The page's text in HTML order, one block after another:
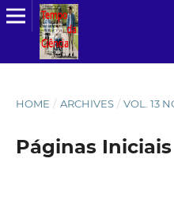
HOME / ARCHIVES / VOL. 13
Páginas Iniciais